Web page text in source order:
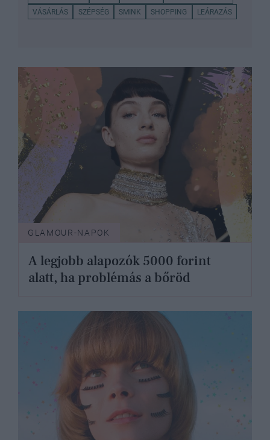
VÁSÁRLÁS
SZÉPSÉG SMINK SHOPPING LEÁRAZÁS
GLAMOUR-NAPOK
A legjobb alapozók 5000 forint
alatt, ha problémás a bőröd